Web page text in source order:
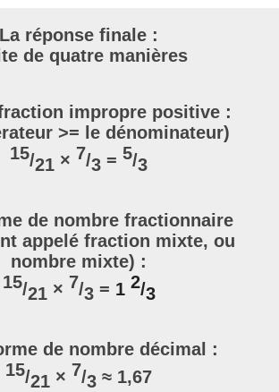
La réponse finale :
de quatre manières
impropre positive :
>= le dénominateur)
15/21 × 7/3 = 5/3
de nombre fractionnaire
appelé fraction mixte, ou
nombre mixte) :
15/21 × 7/3 = 1 2/3
de nombre décimal :
15/21 × 7/3 ≈ 1,67